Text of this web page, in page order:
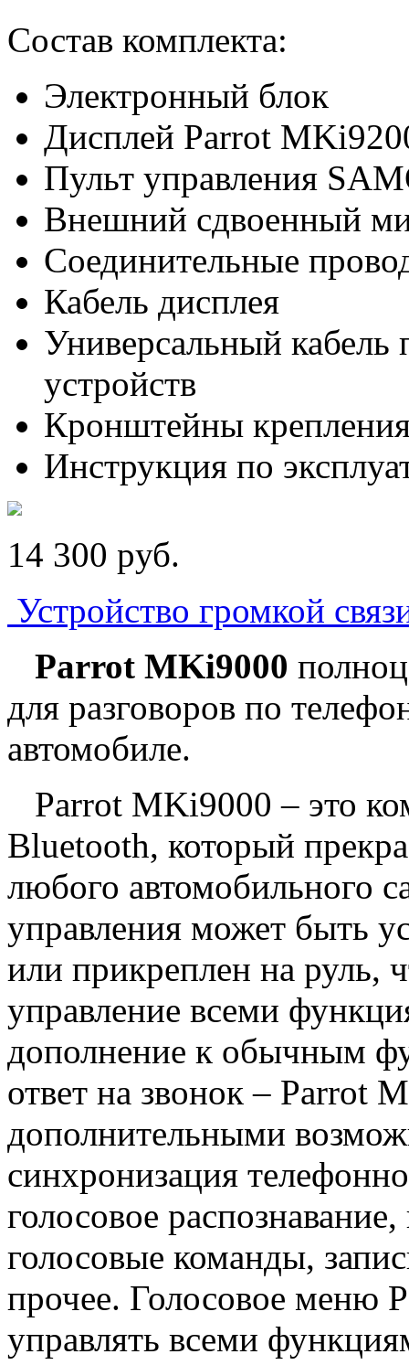
Состав комплекта:
Электронный блок
Дисплей Parrot
Пульт управления
Внешний сдвоенный
Соединительные
Кабель дисплея
Универсальный
устройств
Кронштейны
Инструкция по
14 300 pуб.
Устройство громкой
Parrot MKi9000
для разговоров по
автомобиле.
Parrot MKi9000 – это
Bluetooth, который
любого автомобильного
управления может быть
или прикреплен на руль,
управление всеми
дополнение к обычным
ответ на звонок – Parrot
дополнительными
синхронизация
голосовое
голосовые команды,
прочее. Голосовое меню
управлять всеми